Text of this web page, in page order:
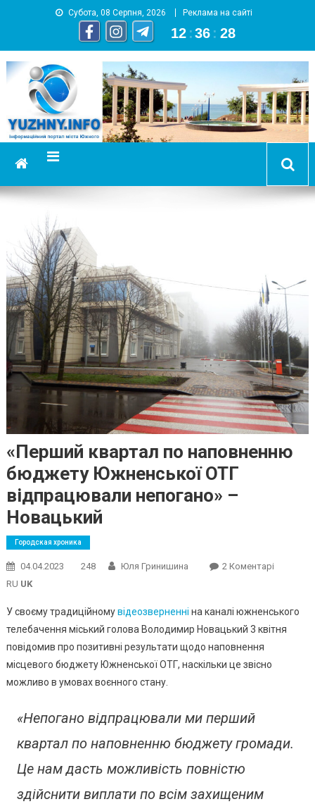
Субота, 08 Серпня, 2026 Реклама на сайті
12 :36 : 29
YUZHNY.INFO
информационный портал города Южный
«Перший квартал по наповненню
бюджету Южненської ОТГ
відпрацювали непогано» –
Новацький
Городская хроника
04.04.2023 248 Юля Гринишина 2 КоментаріДо
По
RU UK
У своєму традиційномувідеозверненні на каналі южненського
телебачення міський голова Володимир Новацький 3 квітня
повідомив про позитивні результати щодо наповнення
місцевого бюджету Южненської ОТГ, наскільки це звісно
можливо в умовах воєнного стану.
«Непогано відпрацювали ми перший
квартал по наповненню бюджету громади.
Це нам дасть можливість повністю
здійснити виплати по всім захищеним